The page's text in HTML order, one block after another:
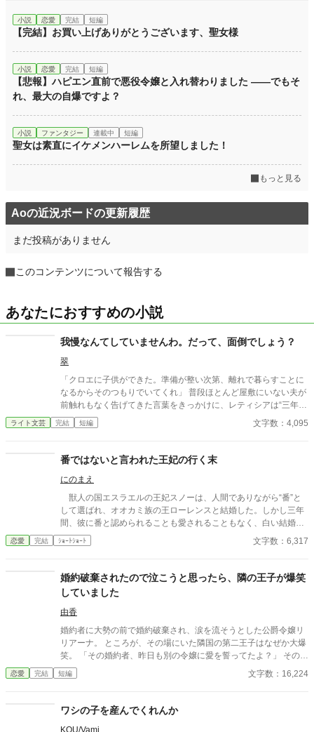
小説 恋愛 完結 短編
【完結】お買い上げありがとうございます、聖女様
小説 恋愛 完結 短編
【悲報】ハピエン直前で悪役令嬢と入れ替わりました ――でもそ
れ、最大の自爆ですよ？
小説 ファンタジー 連載中 短編
聖女は素直にイケメンハーレムを所望しました！
もっと見る
Aoの近況ボードの更新履歴
まだ投稿がありません
このコンテンツについて報告する
あなたにおすすめの小説
我慢なんてしていませんわ。だって、面倒でしょう？
翠
「クロエに子供ができた。準備が整い次第、離れで暮らすことに
なるからそのつもりでいてくれ」 普段ほとんど屋敷にいない夫が
前触れもなく告げてきた言葉をきっかけに、レティシアは“三年
間”の契約を終わらせることにした。 赤の他人を屋敷に迎えるこ
とはしない。 不要なものに感情を砕く理由などない。 「だって、
切り捨ててしまいましょう。
ライト文芸 完結 短編 文字数：4,095
番ではないと言われた王妃の行く末
にのまえ
獣人の国エスラエルの王妃スノーは、人間でありながら“番”と
して選ばれ、オオカミ族の王ローレンスと結婚した。しかし三年
間、彼に番と認められることも愛されることもなく、白い結婚の
まま冷遇され続ける。 それでも王妃として国に尽くしてきたス
ノーだったが、ある日、ローレンスが別の令嬢レイアーを懐妊さ
決意し、国を去ろうとする。 しかしその道中、レイアー嬢の実
家の襲撃に遭い、スノーは命を落とす寸前、自身の命と引き換え
に広域回復魔法で多くの命を救う。 これでスノーの、人生は終
わりのはずだった。 だが次に目を覚ますと、スノーは三年前の
結婚式当日に戻っていた。何度死んでも、何度拒絶しても、結婚
式の誓いの瞬間へと戻される。 番から逃れようと、スノーは何
度も死を選ぶが――。
恋愛 完結 ｼｮｰﾄｼｮｰﾄ 文字数：6,317
婚約破棄されたので泣こうと思ったら、隣の王子が爆笑
していました
由香
婚約者に大勢の前で婚約破棄され、涙を流そうとした公爵令嬢リ
リアーナ。 ところが、その場にいた隣国の第二王子はなぜか大爆
笑。 「その婚約者、昨日も別の令嬢に愛を誓ってたよ？」 その一
言から、元婚約者の嘘は次々と暴かれ、自滅の連続！ 泣くはずだ
った婚約破棄は、笑いと溺愛にあふれた人生逆転劇の幕開けだっ
恋愛 完結 短編 文字数：16,224
ワシの子を産んでくれんか
KOU/Vami